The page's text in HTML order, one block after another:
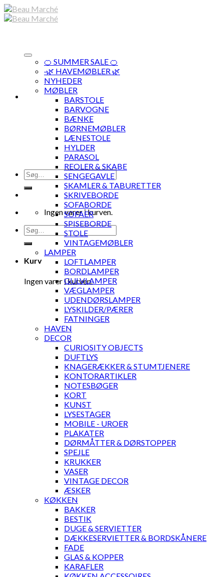
Skip
to
Søg
efter:
Ingen varer i kurven.
Søg
efter:
Kurv
Ingen varer i kurven.
🍊 SUMMER SALE 🍊
·🌿 HAVEMØBLER 🌿
NYHEDER
MØBLER
BARSTOLE
BARVOGNE
BÆNKE
BØRNEMØBLER
LÆNESTOLE
HYLDER
PARASOL
REOLER & SKABE
SENGEGAVLE
SKAMLER & TABURETTER
SKRIVEBORDE
SOFABORDE
SOFAER
SPISEBORDE
STOLE
VINTAGEMØBLER
LAMPER
LOFTLAMPER
BORDLAMPER
GULVLAMPER
VÆGLAMPER
UDENDØRSLAMPER
LYSKILDER/PÆRER
FATNINGER
HAVEN
DECOR
CURIOSITY OBJECTS
DUFTLYS
KNAGERÆKKER & STUMTJENERE
KONTORARTIKLER
NOTESBØGER
KORT
KUNST
LYSESTAGER
MOBILE - UROER
PLAKATER
DØRMÅTTER & DØRSTOPPER
SPEJLE
KRUKKER
VASER
VINTAGE DECOR
ÆSKER
KØKKEN
BAKKER
BESTIK
DUGE & SERVIETTER
DÆKKESERVIETTER & BORDSKÅNERE
FADE
GLAS & KOPPER
KARAFLER